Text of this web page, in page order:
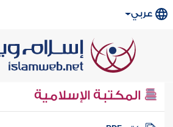
عربي
المكتبة الإسلامية